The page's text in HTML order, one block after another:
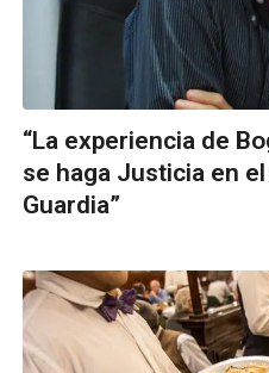
“La experiencia de
se haga Justicia en
Guardia”